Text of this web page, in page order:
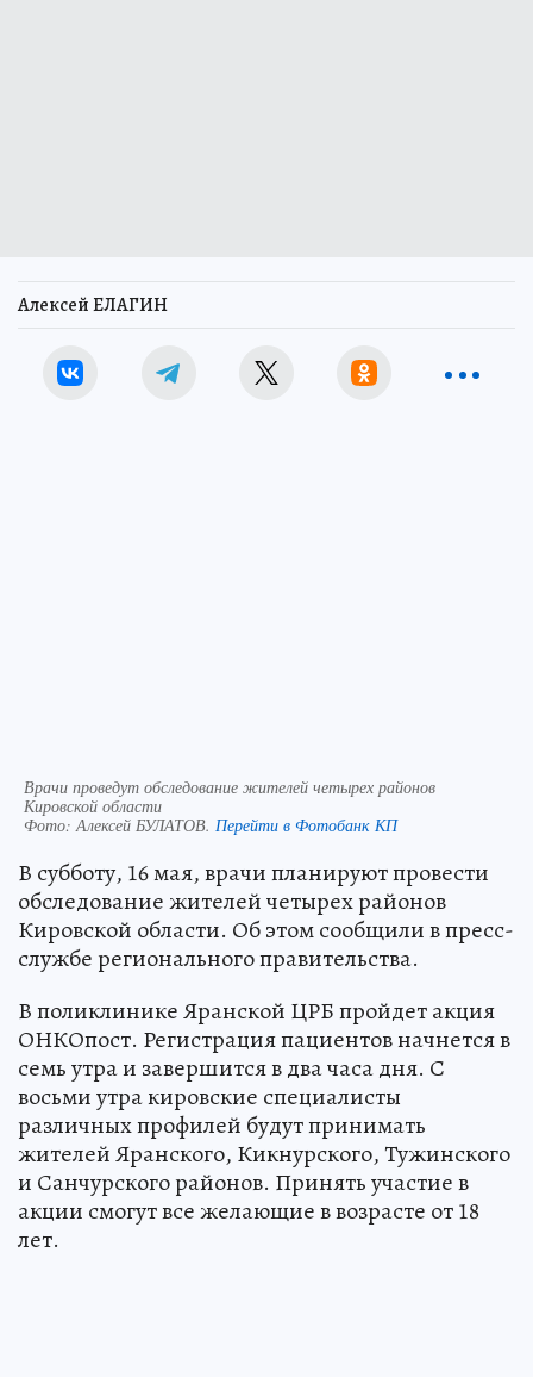
Алексей ЕЛАГИН
Врачи проведут обследование жителей четырех районов
Кировской области
Фото:Алексей БУЛАТОВ. Перейти в Фотобанк КП
В субботу, 16 мая, врачи планируют провести
обследование жителей четырех районов
Кировской области. Об этом сообщили в пресс-
службе регионального правительства.
В поликлинике Яранской ЦРБ пройдет акция
ОНКОпост. Регистрация пациентов начнется в
семь утра и завершится в два часа дня. С
восьми утра кировские специалисты
различных профилей будут принимать
жителей Яранского, Кикнурского, Тужинского
и Санчурского районов. Принять участие в
акции смогут все желающие в возрасте от 18
лет.